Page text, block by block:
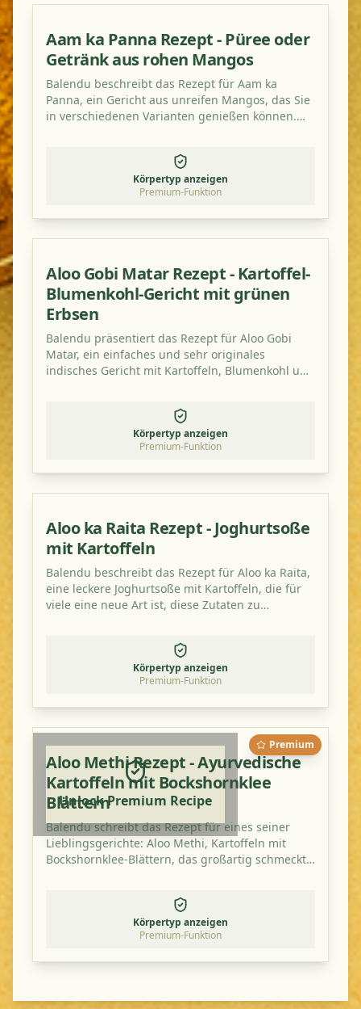
Aam ka Panna Rezept - Püree oder
Getränk aus rohen Mangos
Balendu beschreibt das Rezept für Aam ka
Panna, ein Gericht aus unreifen Mangos, das Sie
in verschiedenen Varianten genießen können.
Körpertyp anzeigen
Premium-Funktion
Aloo Gobi Matar Rezept - Kartoffel-
Blumenkohl-Gericht mit grünen
Erbsen
Balendu präsentiert das Rezept für Aloo Gobi
Matar, ein einfaches und sehr originales
indisches Gericht mit Kartoffeln, Blumenkohl und
Körpertyp anzeigen
Premium-Funktion
Aloo ka Raita Rezept - Joghurtsoße
mit Kartoffeln
Balendu beschreibt das Rezept für Aloo ka Raita,
eine leckere Joghurtsoße mit Kartoffeln, die für
viele eine neue Art ist, diese Zutaten zu
Körpertyp anzeigen
Premium-Funktion
Premium
Unlock Premium Recipe
Aloo Methi Rezept - Ayurvedische
Kartoffeln mit Bockshornklee
Blättern
Balendu schreibt das Rezept für eines seiner
Lieblingsgerichte: Aloo Methi, Kartoffeln mit
Bockshornklee-Blättern, das großartig schmeckt
Körpertyp anzeigen
Premium-Funktion